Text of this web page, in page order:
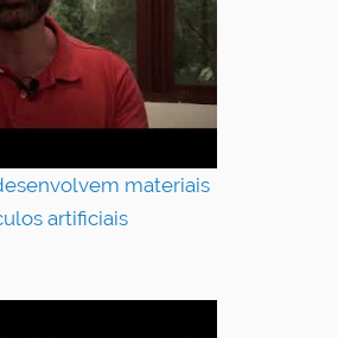
materiais
artificiais